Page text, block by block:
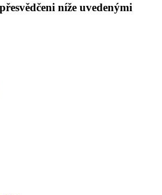
níže uvedenými